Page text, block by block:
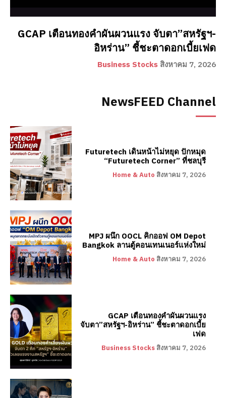
GCAP เตือนทองคำผันผวนแรง จับตา”สหรัฐฯ-
อิหร่าน” ชี้ชะตาดอกเบี้ยเฟด
Business Stocks สิงหาคม 7, 2026
NewsFEED Channel
Futuretech เดินหน้าไม่หยุด ปักหมุด
“Futuretech Corner” ที่ชลบุรี
Home & Auto สิงหาคม 7, 2026
MPJ ผนึก OOCL คิกออฟ OM Depot
Bangkok ลานตู้คอนเทนเนอร์แห่งใหม่
Home & Auto สิงหาคม 7, 2026
GCAP เตือนทองคำผันผวนแรง
จับตา”สหรัฐฯ-อิหร่าน” ชี้ชะตาดอกเบี้ย
เฟด
Business Stocks สิงหาคม 7, 2026